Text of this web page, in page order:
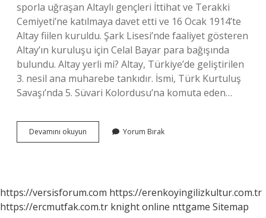
sporla uğraşan Altaylı gençleri İttihat ve Terakki
Cemiyeti’ne katılmaya davet etti ve 16 Ocak 1914’te
Altay fiilen kuruldu. Şark Lisesi’nde faaliyet gösteren
Altay’ın kuruluşu için Celal Bayar para bağışında
bulundu. Altay yerli mi? Altay, Türkiye’de geliştirilen
3. nesil ana muharebe tankıdır. İsmi, Türk Kurtuluş
Savaşı’nda 5. Süvari Kolordusu’na komuta eden…
Devamını okuyun
Kimin
Yorum Bırak
https://versisforum.com https://erenkoyingilizkultur.com.tr
https://ercmutfak.com.tr knight online nttgame Sitemap